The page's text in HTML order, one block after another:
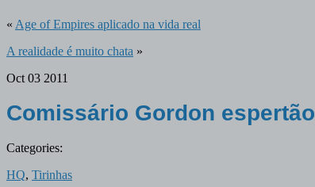
« Age of Empires aplicado na vida real
A realidade é muito chata »
Oct 03 2011
Comissário Gordon espertão
Categories:
HQ, Tirinhas